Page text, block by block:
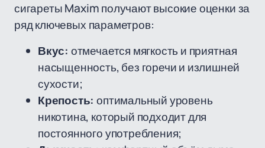
сигареты Maxim получают высокие оценки за
ряд ключевых параметров:
Вкус: отмечается мягкость и приятная
насыщенность, без горечи и излишней
сухости;
Крепость: оптимальный уровень
никотина, который подходит для
постоянного употребления;